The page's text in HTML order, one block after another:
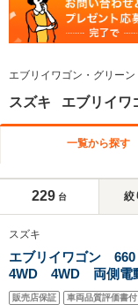
エブリイワゴン・グリー
スズキ エブリイ
一覧から探す
229 台 絞
スズキ
エブリイワゴン 660
4WD 4WD 両側電
ュアルカメラブレ
販売店保証 車両品質評価書付